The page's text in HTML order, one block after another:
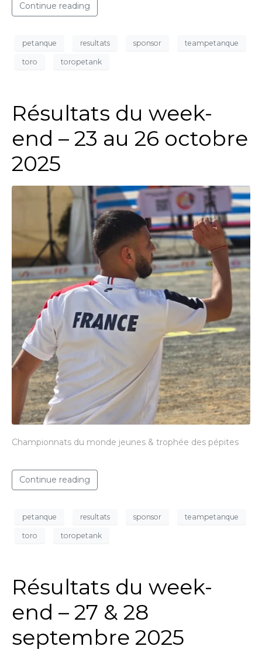
Continue reading
petanque resultats sponsor teampetanque
toro toropetank
Résultats du week-
end – 23 au 26 octobre
2025
Championnats du monde jeunes & trophée des pépites
Continue reading
petanque resultats sponsor teampetanque
toro toropetank
Résultats du week-
end – 27 & 28
septembre 2025